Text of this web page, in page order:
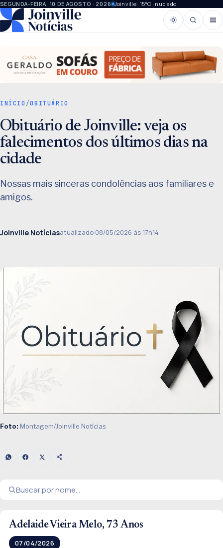
SEGUNDA-FEIRA, 10 DE AGOSTO · 2026 Joinville · 15°C · nublado
INÍCIO /OBITUÁRIO
Obituário de Joinville: veja os
falecimentos dos últimos dias na
cidade
Nossas mais sinceras condolências aos familiares e
amigos.
Joinville Notíciasatualizado 08/05/2026 às 17h14
Foto: Montagem/Joinville Notícias
Adelaide Vieira Melo, 73 Anos
07/04/2026